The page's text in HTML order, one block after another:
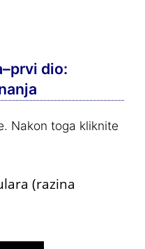
dio:
Nakon toga kliknite
(razina